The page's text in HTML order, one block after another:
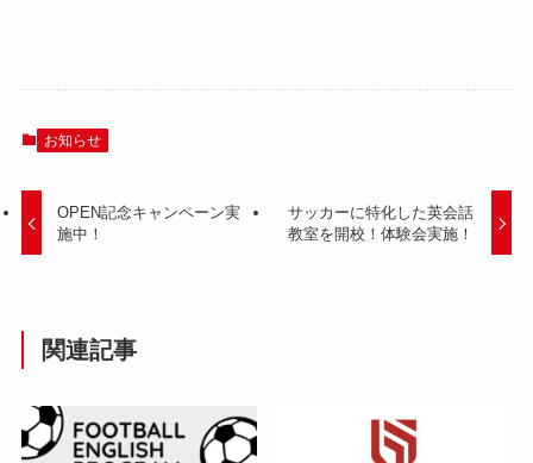
お知らせ
OPEN記念キャンペーン実
施中！
サッカーに特化した英会話
教室を開校！体験会実施！
関連記事